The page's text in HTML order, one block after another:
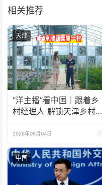
相关推荐
天津
“洋主播”看中国｜跟着乡
村经理人 解锁天津乡村振
2026年08月04日
中国